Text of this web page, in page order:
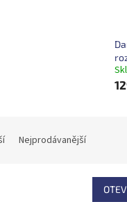
Nejprodávanější